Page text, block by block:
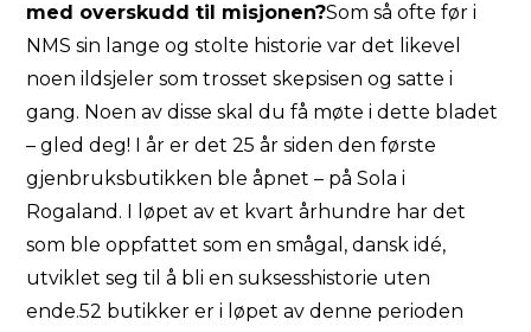
med overskudd til misjonen?Som så ofte før i
NMS sin lange og stolte historie var det likevel
noen ildsjeler som trosset skepsisen og satte i
gang. Noen av disse skal du få møte i dette bladet
– gled deg! I år er det 25 år siden den første
gjenbruksbutikken ble åpnet – på Sola i
Rogaland. I løpet av et kvart århundre har det
som ble oppfattet som en smågal, dansk idé,
utviklet seg til å bli en suksesshistorie uten
ende.52 butikker er i løpet av denne perioden